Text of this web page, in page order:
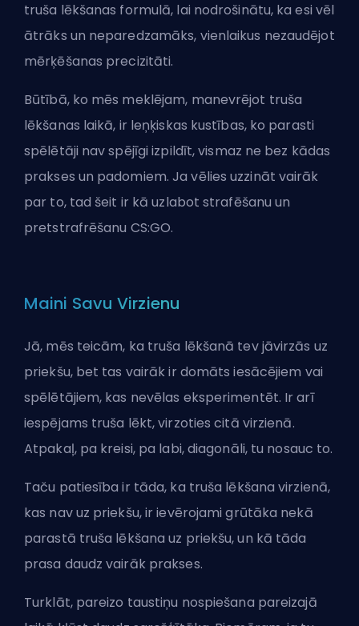
truša lēkšanas formulā, lai nodrošinātu, ka esi vēl
ātrāks un neparedzamāks, vienlaikus nezaudējot
mērķēšanas precizitāti.
Būtībā, ko mēs meklējam, manevrējot truša
lēkšanas laikā, ir leņķiskas kustības, ko parasti
spēlētāji nav spējīgi izpildīt, vismaz ne bez kādas
prakses un padomiem. Ja vēlies uzzināt vairāk
par to, tad šeit ir kā uzlabot strafēšanu un
pretstrafrēšanu CS:GO.
Maini Savu Virzienu
Jā, mēs teicām, ka truša lēkšanā tev jāvirzās uz
priekšu, bet tas vairāk ir domāts iesācējiem vai
spēlētājiem, kas nevēlas eksperimentēt. Ir arī
iespējams truša lēkt, virzoties citā virzienā.
Atpakaļ, pa kreisi, pa labi, diagonāli, tu nosauc to.
Taču patiesība ir tāda, ka truša lēkšana virzienā,
kas nav uz priekšu, ir ievērojami grūtāka nekā
parastā truša lēkšana uz priekšu, un kā tāda
prasa daudz vairāk prakses.
Turklāt, pareizo taustiņu nospiešana pareizajā